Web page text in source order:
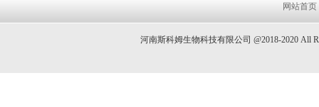
网站首页
河南斯科姆生物科技有限公司 @2018-2020 All